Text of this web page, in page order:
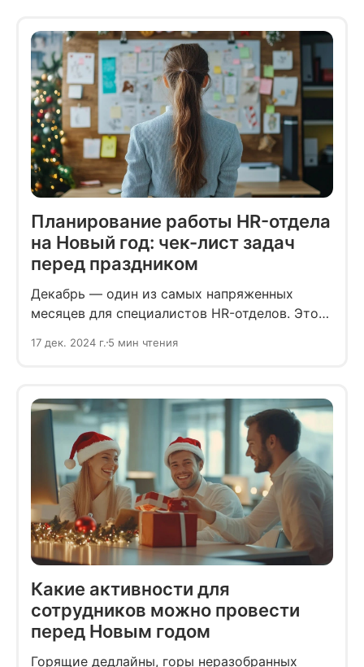
то наша инструкция поможет.
Планирование работы HR-отдела
на Новый год: чек-лист задач
перед праздником
Декабрь — один из самых напряженных
месяцев для специалистов HR-отделов. Этот
сохранить продуктивность рабочего
17 дек. 2024 г. 5 мин чтения
Какие активности для
сотрудников можно провести
перед Новым годом
Горящие дедлайны, горы неразобранных